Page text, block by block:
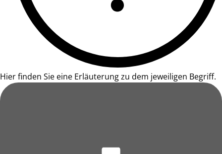
Hier finden Sie eine Erläuterung zu dem jeweiligen Begriff.